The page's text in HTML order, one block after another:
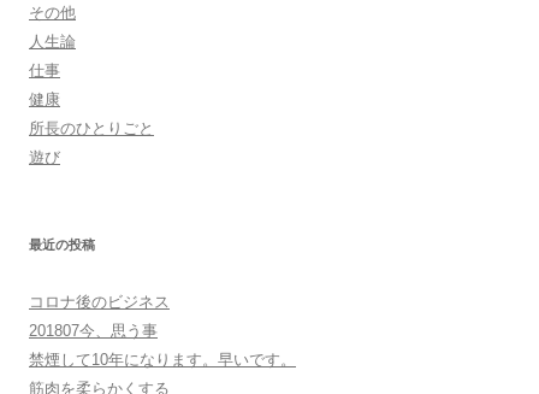
その他
人生論
仕事
健康
所長のひとりごと
遊び
最近の投稿
コロナ後のビジネス
201807今、思う事
禁煙して10年になります。早いです。
筋肉を柔らかくする